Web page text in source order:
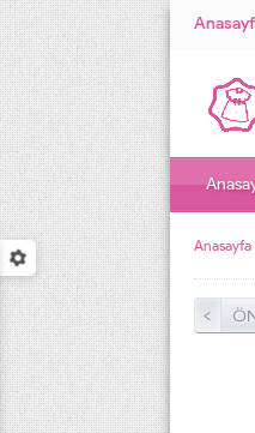
Anasayfa